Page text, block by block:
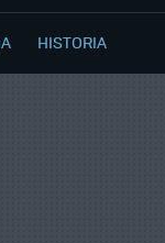
HISTORIA